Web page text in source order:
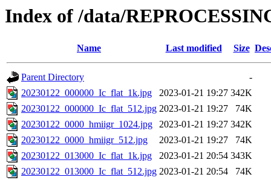
Index of /data/
Name Last modified Size
Parent Directory
-
20230122_000000_Ic_flat_1k.jpg
2023-01-21 19:27 342K
20230122_000000_Ic_flat_512.jpg 2023-01-21 19:27
74K
20230122_0000_hmiigr_1024.jpg
2023-01-21 19:27 342K
20230122_0000_hmiigr_512.jpg
2023-01-21 19:27
74K
20230122_013000_Ic_flat_1k.jpg
2023-01-21 20:54 343K
20230122_013000_Ic_flat_512.jpg 2023-01-21 20:54
74K